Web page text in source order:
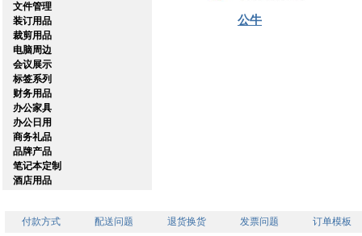
文件管理
装订用品
裁剪用品
电脑周边
会议展示
标签系列
财务用品
办公家具
办公日用
商务礼品
品牌产品
笔记本定制
酒店用品
公牛
付款方式 配送问题 退货换货 发票问题 订单模板